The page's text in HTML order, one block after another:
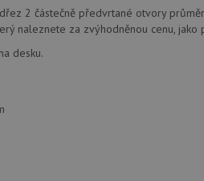
2 částečně předvrtané otvory
naleznete za zvýhodněnou cenu,
desku.
webové stránky a jakoukoli
mohl vidět před návštěvou
4 týdny 2
dny